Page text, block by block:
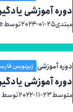
دوره آموزشی
مبتدی۲۰۲۴-۰۱-۲۵توسط David Andrade
دوره آموزشی زیرنویس
دوره آموزشی
متوسط۲۰۲۲-۱۱-۲۳توسط David Andrade